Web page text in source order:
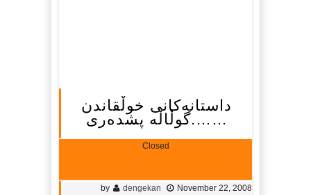
داستانه‌کانی خوڵقاندن
…….گوڵاڵه‌ پشده‌ری
Closed
by dengekan
November 22, 2008